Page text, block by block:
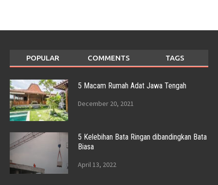
POPULAR COMMENTS TAGS
5 Macam Rumah Adat Jawa Tengah
December 20, 2021
5 Kelebihan Bata Ringan dibandingkan Bata
Biasa
April 13, 2022